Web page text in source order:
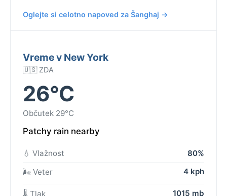
Oglejte si celotno napoved za Šanghaj →
Vreme v New York
🇺🇸 ZDA
26°C
Občutek 29°C
Patchy rain nearby
💧 Vlažnost
80%
🌬️ Veter
4 kph
🌡️ Tlak 1015 mb